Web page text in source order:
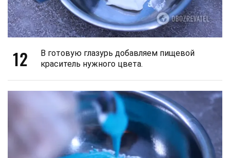
12
В готовую глазурь добавляем пищевой
краситель нужного цвета.